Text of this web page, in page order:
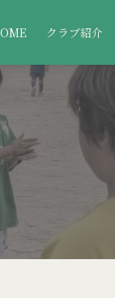
クラブ紹介